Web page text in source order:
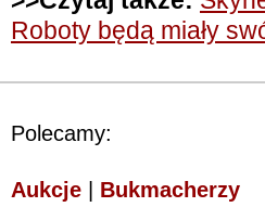
Roboty będą miały
Polecamy:
Aukcje Bukmacherzy